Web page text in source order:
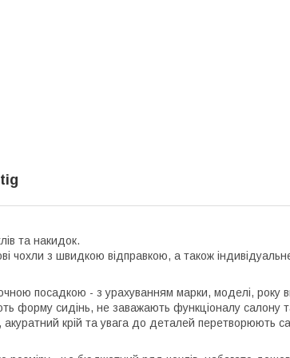
та накидок.
чохли з швидкою відправкою, а також
посадкою - з урахуванням марки, моделі, року
форму сидінь, не заважають функціоналу салону
акуратний крій та увага до деталей перетворюють